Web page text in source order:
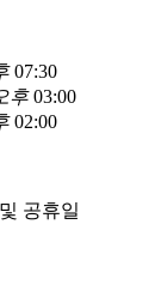
07:30
후03:00
02:00
공휴일